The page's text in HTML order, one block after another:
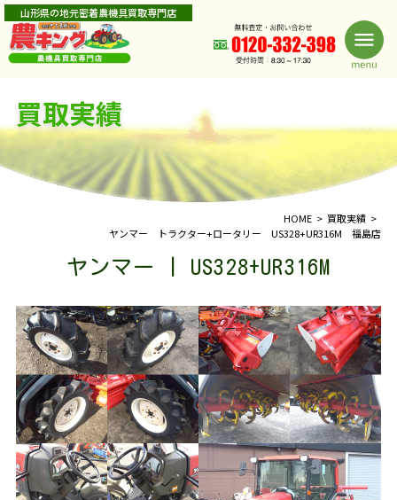
山形県の地元密着農機具買取専門店
買取実績
HOME
買取実績
ヤンマー トラクター+ロータリー US328+UR316M 福島店
ヤンマー | US328+UR316M